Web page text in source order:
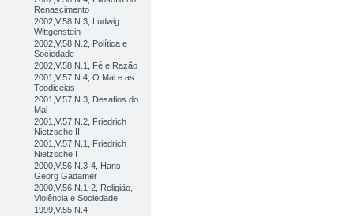
Renascimento
2002,V.58,N.3, Ludwig
Wittgenstein
2002,V.58,N.2, Política e
Sociedade
2002,V.58,N.1, Fé e Razão
2001,V.57,N.4, O Mal e as
Teodiceias
2001,V.57,N.3, Desafios do
Mal
2001,V.57,N.2, Friedrich
Nietzsche II
2001,V.57,N.1, Friedrich
Nietzsche I
2000,V.56,N.3-4, Hans-
Georg Gadamer
2000,V.56,N.1-2, Religião,
Violência e Sociedade
1999,V.55,N.4